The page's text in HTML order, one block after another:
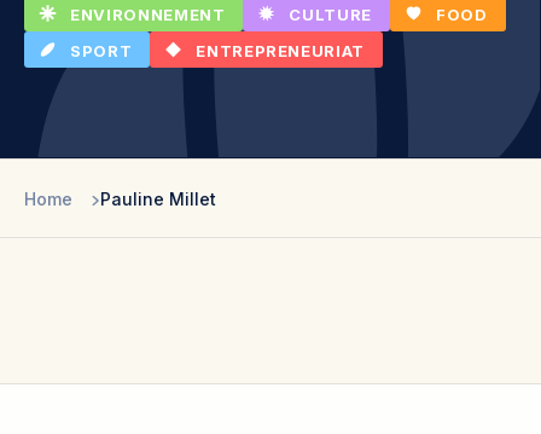
ENVIRONNEMENT CULTURE
FOOD
SPORT
ENTREPRENEURIAT
Home Pauline Millet